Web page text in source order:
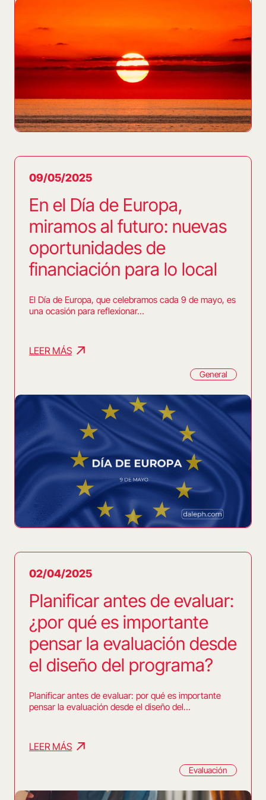
09/05/2025
En el Día de Europa,
miramos al futuro: nuevas
oportunidades de
financiación para lo local
El Día de Europa, que celebramos cada 9 de mayo, es
una ocasión para reflexionar…
LEER MÁS
General
02/04/2025
Planificar antes de evaluar:
¿por qué es importante
pensar la evaluación desde
el diseño del programa?
Planificar antes de evaluar: por qué es importante
pensar la evaluación desde el diseño del…
LEER MÁS
Evaluación